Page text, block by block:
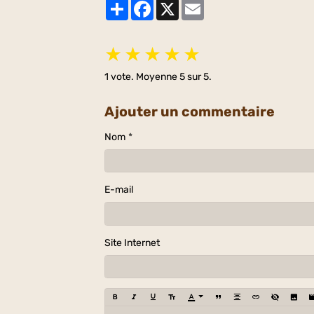
PartagerFacebook
X
★ ★ ★ ★ ★
1 vote. Moyenne5sur 5.
Ajouter un commentaire
Nom
E-mail
Site Internet